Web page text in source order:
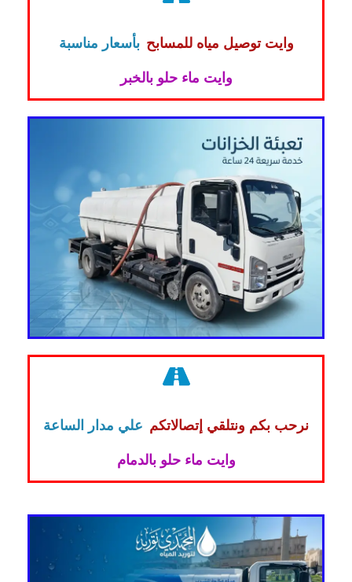
وايت توصيل مياه للمسابح بأسعار مناسبة
وايت ماء حلو بالخبر
نرحب بكم ونتلقي إتصالاتكم علي مدار الساعة
وايت ماء حلو بالدمام